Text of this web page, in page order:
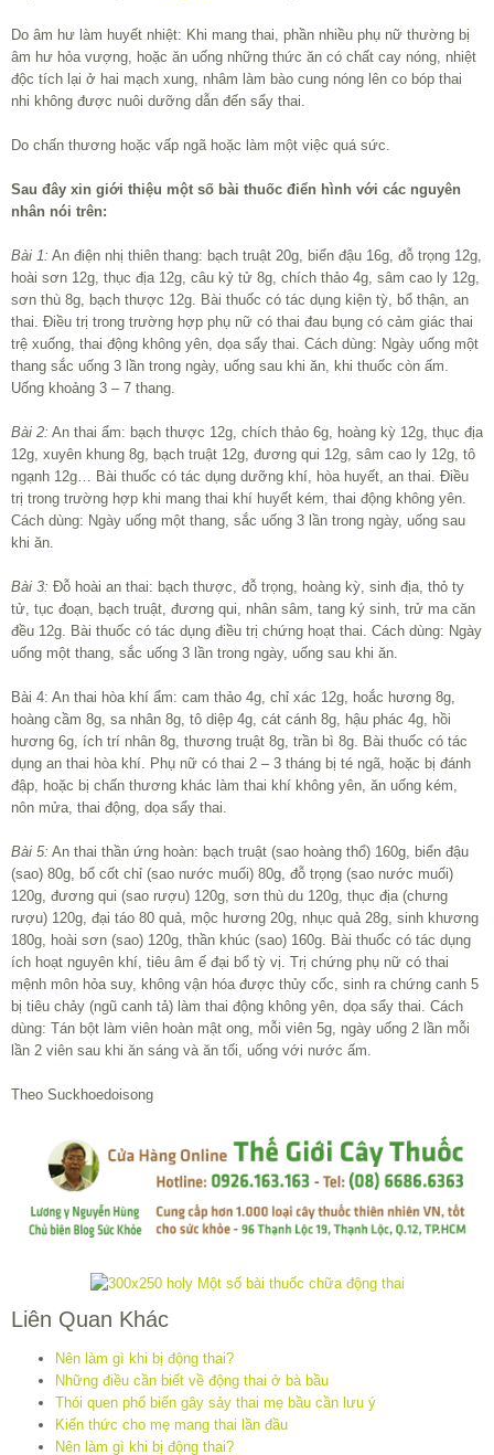
Do âm hư làm huyết nhiệt: Khi mang thai, phần nhiều phụ nữ thường bị
âm hư hỏa vượng, hoặc ăn uống những thức ăn có chất cay nóng, nhiệt
độc tích lại ở hai mạch xung, nhâm làm bào cung nóng lên co bóp thai
nhi không được nuôi dưỡng dẫn đến sẩy thai.
Do chấn thương hoặc vấp ngã hoặc làm một việc quá sức.
Sau đây xin giới thiệu một số bài thuốc điển hình với các nguyên
nhân nói trên:
Bài 1: An điện nhị thiên thang: bạch truật 20g, biển đậu 16g, đỗ trọng 12g,
hoài sơn 12g, thục địa 12g, câu kỷ tử 8g, chích thảo 4g, sâm cao ly 12g,
sơn thù 8g, bạch thược 12g. Bài thuốc có tác dụng kiện tỳ, bổ thận, an
thai. Điều trị trong trường hợp phụ nữ có thai đau bụng có cảm giác thai
trệ xuống, thai động không yên, dọa sẩy thai. Cách dùng: Ngày uống một
thang sắc uống 3 lần trong ngày, uống sau khi ăn, khi thuốc còn ấm.
Uống khoảng 3 – 7 thang.
Bài 2: An thai ẩm: bạch thược 12g, chích thảo 6g, hoàng kỳ 12g, thục địa
12g, xuyên khung 8g, bạch truật 12g, đương qui 12g, sâm cao ly 12g, tô
ngạnh 12g… Bài thuốc có tác dụng dưỡng khí, hòa huyết, an thai. Điều
trị trong trường hợp khi mang thai khí huyết kém, thai động không yên.
Cách dùng: Ngày uống một thang, sắc uống 3 lần trong ngày, uống sau
khi ăn.
Bài 3: Đỗ hoài an thai: bạch thược, đỗ trọng, hoàng kỳ, sinh địa, thỏ ty
tử, tục đoạn, bạch truật, đương qui, nhân sâm, tang ký sinh, trử ma căn
đều 12g. Bài thuốc có tác dụng điều trị chứng hoạt thai. Cách dùng: Ngày
uống một thang, sắc uống 3 lần trong ngày, uống sau khi ăn.
Bài 4: An thai hòa khí ẩm: cam thảo 4g, chỉ xác 12g, hoắc hương 8g,
hoàng cầm 8g, sa nhân 8g, tô diệp 4g, cát cánh 8g, hậu phác 4g, hồi
hương 6g, ích trí nhân 8g, thương truật 8g, trần bì 8g. Bài thuốc có tác
dụng an thai hòa khí. Phụ nữ có thai 2 – 3 tháng bị té ngã, hoặc bị đánh
đập, hoặc bị chấn thương khác làm thai khí không yên, ăn uống kém,
nôn mửa, thai động, dọa sẩy thai.
Bài 5: An thai thần ứng hoàn: bạch truật (sao hoàng thổ) 160g, biển đậu
(sao) 80g, bổ cốt chỉ (sao nước muối) 80g, đỗ trọng (sao nước muối)
120g, đương qui (sao rượu) 120g, sơn thù du 120g, thục địa (chưng
rượu) 120g, đại táo 80 quả, mộc hương 20g, nhục quả 28g, sinh khương
180g, hoài sơn (sao) 120g, thần khúc (sao) 160g. Bài thuốc có tác dụng
ích hoạt nguyên khí, tiêu âm ế đại bổ tỳ vị. Trị chứng phụ nữ có thai
mệnh môn hỏa suy, không vận hóa được thủy cốc, sinh ra chứng canh 5
bị tiêu chảy (ngũ canh tả) làm thai động không yên, dọa sẩy thai. Cách
dùng: Tán bột làm viên hoàn mật ong, mỗi viên 5g, ngày uống 2 lần mỗi
lần 2 viên sau khi ăn sáng và ăn tối, uống với nước ấm.
Theo Suckhoedoisong
Liên Quan Khác
Nên làm gì khi bị động thai?
Những điều cần biết về động thai ở bà bầu
Thói quen phổ biến gây sảy thai mẹ bầu cần lưu ý
Kiến thức cho mẹ mang thai lần đầu
Nên làm gì khi bị động thai?